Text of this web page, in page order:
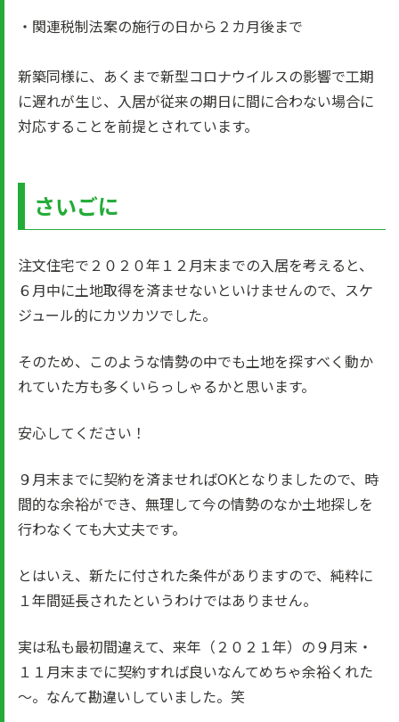
・関連税制法案の施行の日から２カ月後まで
新築同様に、あくまで新型コロナウイルスの影響で工期
に遅れが生じ、入居が従来の期日に間に合わない場合に
対応することを前提とされています。
さいごに
注文住宅で２０２０年１２月末までの入居を考えると、
６月中に土地取得を済ませないといけませんので、スケ
ジュール的にカツカツでした。
そのため、このような情勢の中でも土地を探すべく動か
れていた方も多くいらっしゃるかと思います。
安心してください！
９月末までに契約を済ませればOKとなりましたので、時
間的な余裕ができ、無理して今の情勢のなか土地探しを
行わなくても大丈夫です。
とはいえ、新たに付された条件がありますので、純粋に
１年間延長されたというわけではありません。
実は私も最初間違えて、来年（２０２１年）の９月末・
１１月末までに契約すれば良いなんてめちゃ余裕くれた
～。なんて勘違いしていました。笑